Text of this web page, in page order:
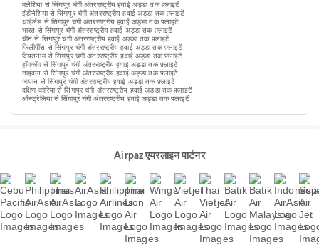
मलेशिया से सिंगापुर चंगी अंतरराष्ट्रीय हवाई अड्डा तक फ़्लाइटें
इंडोनेशिया से सिंगापुर चंगी अंतरराष्ट्रीय हवाई अड्डा तक फ़्लाइटें
थाईलैंड से सिंगापुर चंगी अंतरराष्ट्रीय हवाई अड्डा तक फ़्लाइटें
भारत से सिंगापुर चंगी अंतरराष्ट्रीय हवाई अड्डा तक फ़्लाइटें
चीन से सिंगापुर चंगी अंतरराष्ट्रीय हवाई अड्डा तक फ़्लाइटें
फिलीपींस से सिंगापुर चंगी अंतरराष्ट्रीय हवाई अड्डा तक फ़्लाइटें
वियतनाम से सिंगापुर चंगी अंतरराष्ट्रीय हवाई अड्डा तक फ़्लाइटें
हॉगकॉग से सिंगापुर चंगी अंतरराष्ट्रीय हवाई अड्डा तक फ़्लाइटें
ताइवान से सिंगापुर चंगी अंतरराष्ट्रीय हवाई अड्डा तक फ़्लाइटें
जापान से सिंगापुर चंगी अंतरराष्ट्रीय हवाई अड्डा तक फ़्लाइटें
दक्षिण कोरिया से सिंगापुर चंगी अंतरराष्ट्रीय हवाई अड्डा तक फ़्लाइटें
ऑस्ट्रेलिया से सिंगापुर चंगी अंतरराष्ट्रीय हवाई अड्डा तक फ़्लाइटें
Airpaz एयरलाइन पार्टनर